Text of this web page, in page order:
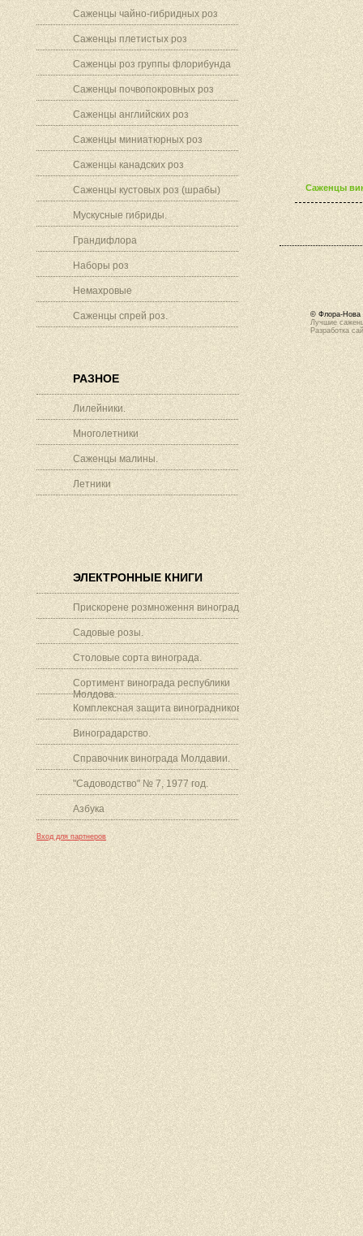
Саженцы чайно-гибридных роз
Саженцы плетистых роз
Саженцы роз группы флорибунда
Саженцы почвопокровных роз
Саженцы английских роз
Саженцы миниатюрных роз
Саженцы канадских роз
Саженцы кустовых роз (шрабы)
Мускусные гибриды.
Грандифлора
Наборы роз
Немахровые
Саженцы спрей роз.
РАЗНОЕ
Лилейники.
Многолетники
Саженцы малины.
Летники
ЭЛЕКТРОННЫЕ КНИГИ
Прискорене розмноження винограду.
Садовые розы.
Столовые сорта винограда.
Сортимент винограда республики
Молдова.
Комплексная защита виноградников.
Виноградарство.
Справочник винограда Молдавии.
"Садоводство" № 7, 1977 год.
Азбука
Вход для партнеров
Саженцы
© Флора-Нова
Лучшие
Разработка